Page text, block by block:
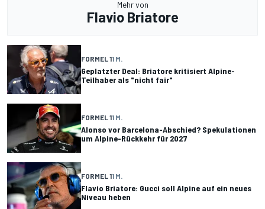
Mehr von
Flavio Briatore
FORMEL 11 M.
Geplatzter Deal: Briatore kritisiert Alpine-
Teilhaber als "nicht fair"
FORMEL 11 M.
Alonso vor Barcelona-Abschied? Spekulationen
um Alpine-Rückkehr für 2027
FORMEL 11 M.
Flavio Briatore: Gucci soll Alpine auf ein neues
Niveau heben